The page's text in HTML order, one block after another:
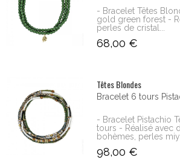
- Bracelet Têtes
gold green forest -
perles de cristal...
68,00 €
Têtes Blondes
Bracelet 6 tours
- Bracelet Pistachio
tours - Réalisé avec
bohèmes, perles
98,00 €